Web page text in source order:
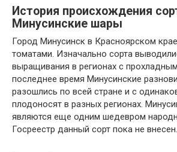
История происхождения
Минусинские шары
Город Минусинск в Красноярском
томатами. Изначально сорта
выращивания в регионах с
последнее время Минусинские
разошлись по всей стране и с
плодоносят в разных регионах.
являются еще одним шедевром
Госреестр данный сорт пока не внесен.